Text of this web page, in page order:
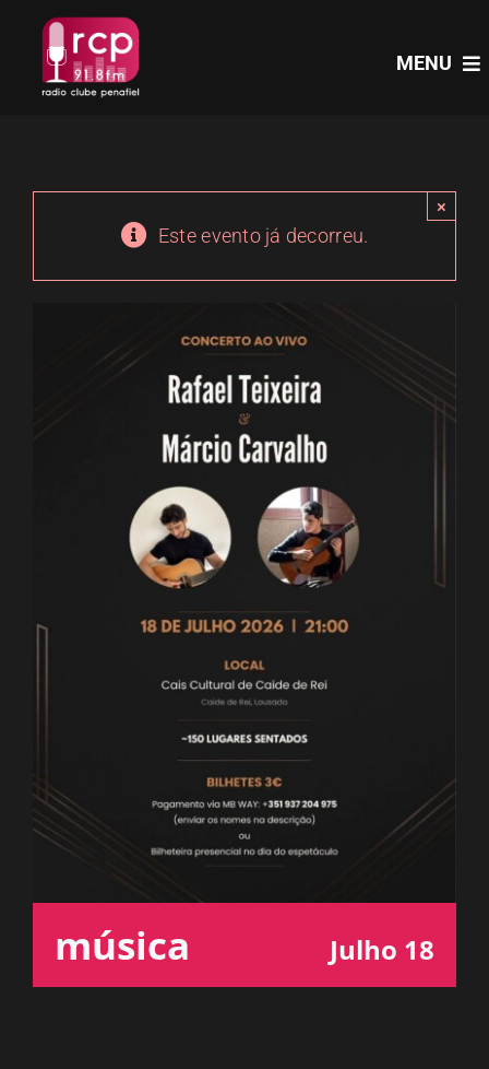
content
MENU
PROGRAMAS
PODCASTS
ESPAÇO OUVINTE
A RCP
Este evento já decorreu.
×
música Julho 18